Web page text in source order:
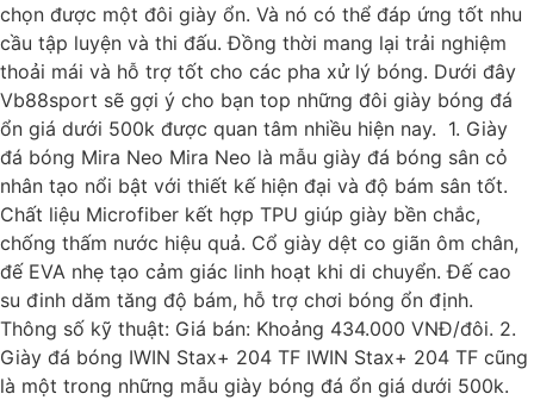
chọn được một đôi giày ổn. Và nó có thể đáp ứng tốt nhu
cầu tập luyện và thi đấu. Đồng thời mang lại trải nghiệm
thoải mái và hỗ trợ tốt cho các pha xử lý bóng. Dưới đây
Vb88sport sẽ gợi ý cho bạn top những đôi giày bóng đá
ổn giá dưới 500k được quan tâm nhiều hiện nay. 1. Giày
đá bóng Mira Neo Mira Neo là mẫu giày đá bóng sân cỏ
nhân tạo nổi bật với thiết kế hiện đại và độ bám sân tốt.
Chất liệu Microfiber kết hợp TPU giúp giày bền chắc,
chống thấm nước hiệu quả. Cổ giày dệt co giãn ôm chân,
đế EVA nhẹ tạo cảm giác linh hoạt khi di chuyển. Đế cao
su đinh dăm tăng độ bám, hỗ trợ chơi bóng ổn định.
Thông số kỹ thuật: Giá bán: Khoảng 434.000 VNĐ/đôi. 2.
Giày đá bóng IWIN Stax+ 204 TF IWIN Stax+ 204 TF cũng
là một trong những mẫu giày bóng đá ổn giá dưới 500k.